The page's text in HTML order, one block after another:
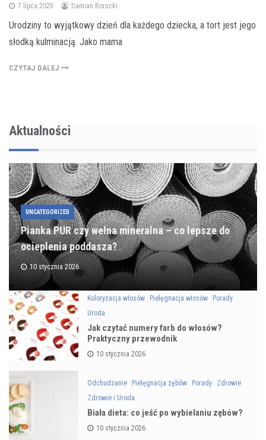
7 lipca 2025 Damian Borucki
Urodziny to wyjątkowy dzień dla każdego dziecka, a tort jest jego
słodką kulminacją. Jako mama
CZYTAJ DALEJ
Aktualności
UNCATEGORIZED
Pianka PUR czy wełna mineralna – co lepsze do
ocieplenia poddasza?
10 stycznia 2026
Koloryzacja włosów Pielęgnacja włosów
Porady
Uroda
Jak czytać numery farb do włosów?
Praktyczny przewodnik
10 stycznia 2026
Odchudzanie Pielęgnacja zębów Porady
Zdrowie
Zdrowie i Uroda
Biała dieta: co jeść po wybielaniu zębów?
10 stycznia 2026